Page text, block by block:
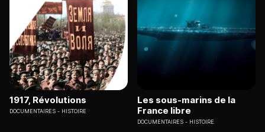
1917, Révolutions
DOCUMENTAIRES HISTOIRE
Les sous-marins de la
France libre
DOCUMENTAIRES HISTOIRE